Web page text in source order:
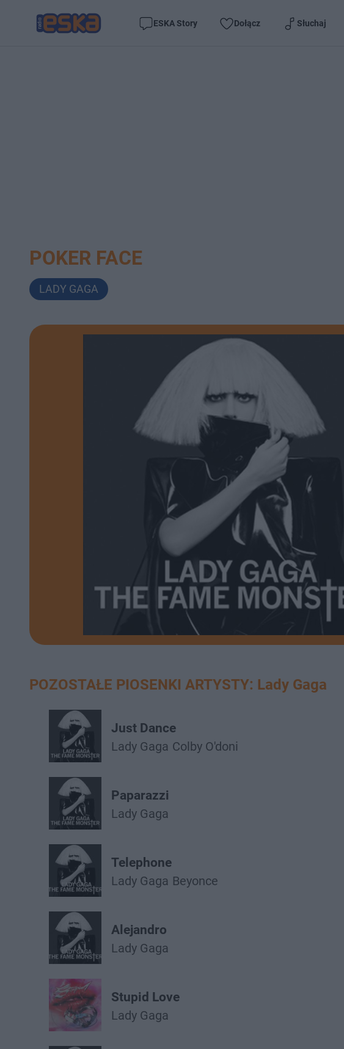
ESKA Story Dołącz Słuchaj
POKER FACE
LADY GAGA
POZOSTAŁE PIOSENKI ARTYSTY: Lady Gaga
Just Dance
Lady Gaga Colby O'doni
Paparazzi
Lady Gaga
Telephone
Lady Gaga Beyonce
Alejandro
Lady Gaga
Stupid Love
Lady Gaga